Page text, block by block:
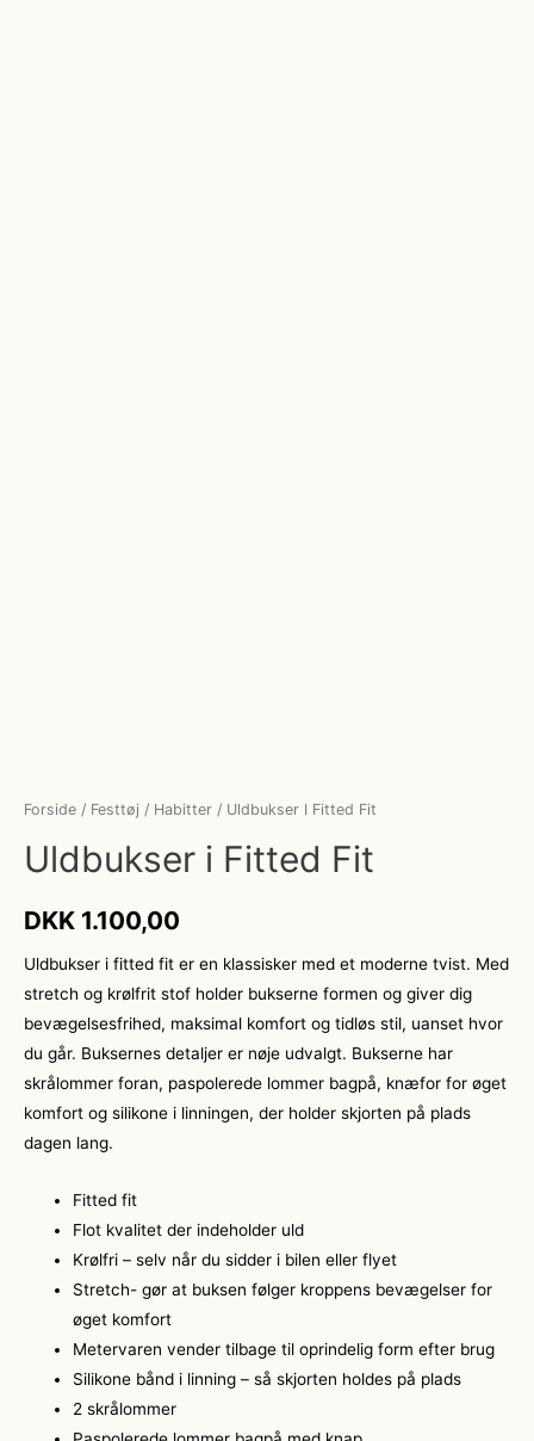
Forside / Festtøj / Habitter / Uldbukser I Fitted Fit
Uldbukser i Fitted Fit
DKK 1.100,00
Uldbukser i fitted fit er en klassisker med et moderne tvist. Med
stretch og krølfrit stof holder bukserne formen og giver dig
bevægelsesfrihed, maksimal komfort og tidløs stil, uanset hvor
du går. Buksernes detaljer er nøje udvalgt. Bukserne har
skrålommer foran, paspolerede lommer bagpå, knæfor for øget
komfort og silikone i linningen, der holder skjorten på plads
dagen lang.
Fitted fit
Flot kvalitet der indeholder uld
Krølfri – selv når du sidder i bilen eller flyet
Stretch- gør at buksen følger kroppens bevægelser for
øget komfort
Metervaren vender tilbage til oprindelig form efter brug
Silikone bånd i linning – så skjorten holdes på plads
2 skrålommer